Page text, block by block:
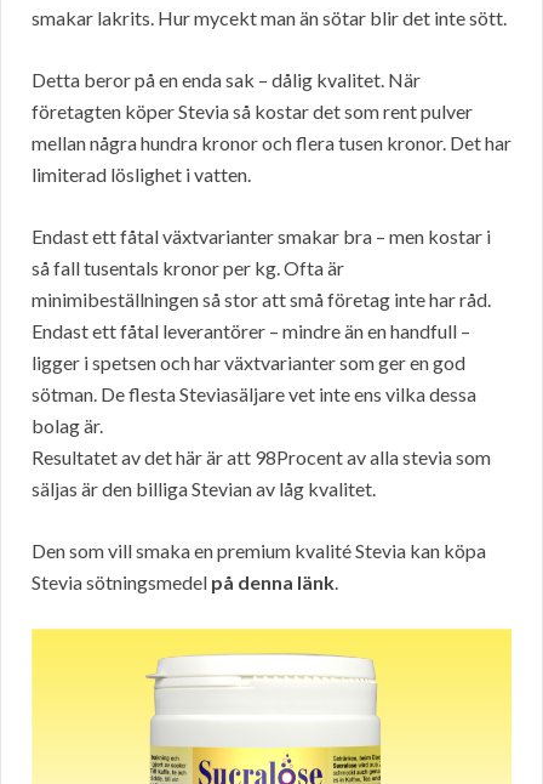
smakar lakrits. Hur mycekt man än sötar blir det inte sött.
Detta beror på en enda sak – dålig kvalitet. När
företagten köper Stevia så kostar det som rent pulver
mellan några hundra kronor och flera tusen kronor. Det har
limiterad löslighet i vatten.
Endast ett fåtal växtvarianter smakar bra – men kostar i
så fall tusentals kronor per kg. Ofta är
minimibeställningen så stor att små företag inte har råd.
Endast ett fåtal leverantörer – mindre än en handfull –
ligger i spetsen och har växtvarianter som ger en god
sötman. De flesta Steviasäljare vet inte ens vilka dessa
bolag är.
Resultatet av det här är att 98Procent av alla stevia som
säljas är den billiga Stevian av låg kvalitet.
Den som vill smaka en premium kvalité Stevia kan köpa
Stevia sötningsmedel på denna länk.